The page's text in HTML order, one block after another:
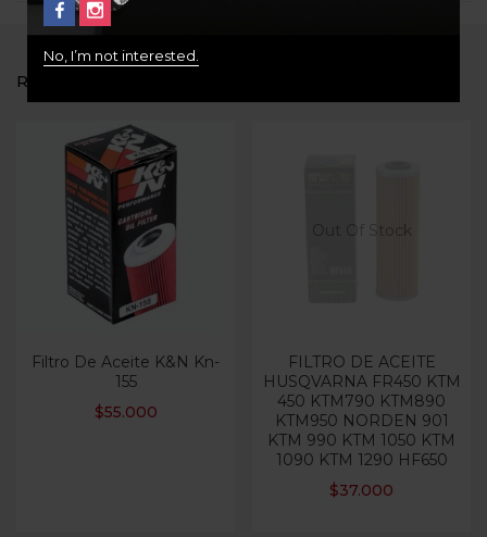
RELATED PRODUCTS
Filtro De Aceite K&N Kn-
155
$55.000
FILTRO DE ACEITE
HUSQVARNA FR450 KTM
450 KTM790 KTM890
KTM950 NORDEN 901
KTM 990 KTM 1050 KTM
1090 KTM 1290 HF650
$37.000
No, I’m not interested.